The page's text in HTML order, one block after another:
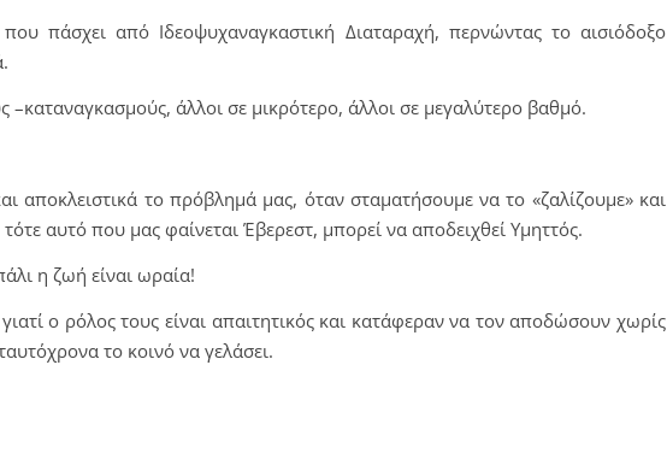
πάσχει από Ιδεοψυχαναγκαστική Διαταραχή, περνώντας το αισιόδοξο
άλλοι σε μικρότερο, άλλοι σε μεγαλύτερο βαθμό.
αποκλειστικά το πρόβλημά μας, όταν σταματήσουμε να το «ζαλίζουμε» και
αυτό που μας φαίνεται Έβερεστ, μπορεί να αποδειχθεί Υμηττός.
η ζωή είναι ωραία!
ο ρόλος τους είναι απαιτητικός και κατάφεραν να τον αποδώσουν χωρίς
το κοινό να γελάσει.